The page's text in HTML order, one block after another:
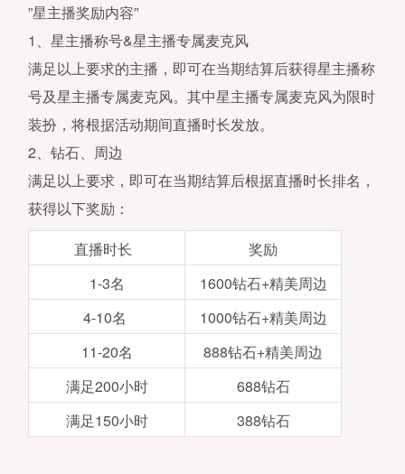
”星主播奖励内容”
1、星主播称号&星主播专属麦克风
满足以上要求的主播，即可在当期结算后获得星主播称
号及星主播专属麦克风。其中星主播专属麦克风为限时
装扮，将根据活动期间直播时长发放。
2、钻石、周边
满足以上要求，即可在当期结算后根据直播时长排名，
获得以下奖励：
直播时长
奖励
1-3名
1600钻石+精美周边
4-10名
1000钻石+精美周边
11-20名
888钻石+精美周边
满足200小时
688钻石
满足150小时
388钻石